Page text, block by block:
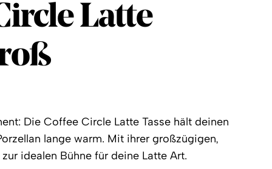
Latte
Die Coffee Circle Latte Tasse hält deinen
lange warm. Mit ihrer großzügigen,
idealen Bühne für deine Latte Art.